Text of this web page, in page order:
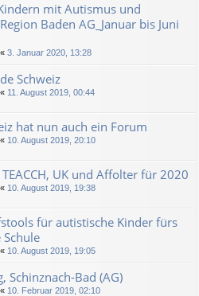
mit Autismus und
Baden AG_Januar bis Juni
« 3. Januar 2020, 13:28
Schweiz
« 11. August 2019, 00:44
hat nun auch ein Forum
« 10. August 2019, 20:10
UK und Affolter für 2020
« 10. August 2019, 19:38
für autistische Kinder fürs
« 10. August 2019, 19:05
Schinznach-Bad (AG)
« 10. Februar 2019, 02:10